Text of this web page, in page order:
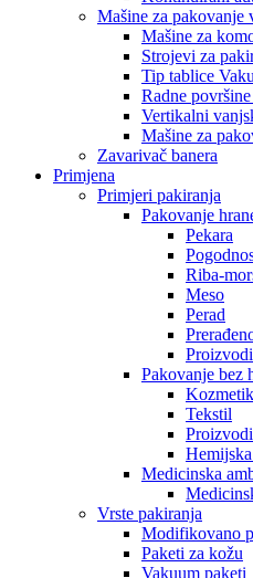
Mašine za pakovanje
Mašine za
Strojevi za
Tip tablice
Radne
Vertikalni
Mašine za
Zavarivač banera
Primjena
Primjeri pakiranja
Pakovanje
Pekara
Riba-
Meso
Perad
Pakovanje bez
Tekstil
Medicinska
Vrste pakiranja
Modifikovano
Paketi za kožu
Vakuum paketi